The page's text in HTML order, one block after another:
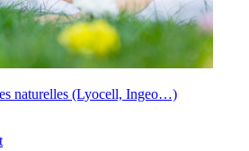
naturelles (Lyocell, Ingeo…)